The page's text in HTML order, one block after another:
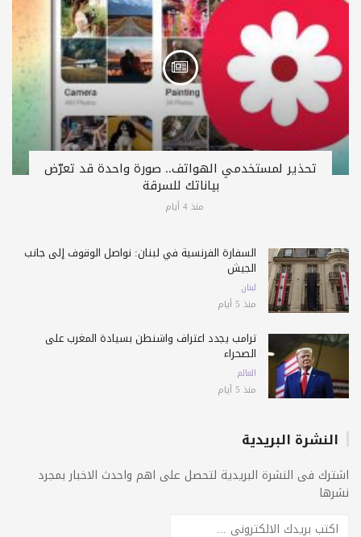
تحذير لمستخدمي الهواتف.. صورة واحدة قد تعرّض
بياناتك للسرقة
منذ 4 أيام
السفارة الفرنسية في لبنان: نواصل الوقوف إلى جانب
الجيش
لبنان
منذ 5 أيام
ترامب يجدد اعتراف واشنطن بسيادة المغرب على
الصحراء
العالم
منذ 5 أيام
النشرة البريدية
اشترك فى النشرة البريدية لتحصل على اهم واحدث الاخبار بمجرد
نشرها